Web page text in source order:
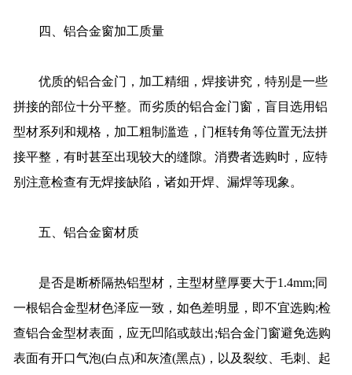
四、铝合金窗加工质量
优质的铝合金门，加工精细，焊接讲究，特别是一些
拼接的部位十分平整。而劣质的铝合金门窗，盲目选用铝
型材系列和规格，加工粗制滥造，门框转角等位置无法拼
接平整，有时甚至出现较大的缝隙。消费者选购时，应特
别注意检查有无焊接缺陷，诸如开焊、漏焊等现象。
五、铝合金窗材质
是否是断桥隔热铝型材，主型材壁厚要大于1.4mm;同
一根铝合金型材色泽应一致，如色差明显，即不宜选购;检
查铝合金型材表面，应无凹陷或鼓出;铝合金门窗避免选购
表面有开口气泡(白点)和灰渣(黑点)，以及裂纹、毛刺、起